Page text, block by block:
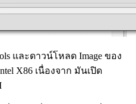
และดาวน์โหลด Image ของ
X86 เนื่องจาก มันเปิด